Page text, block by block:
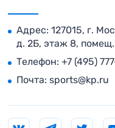
Адрес: 127015, г.
д. 2Б, этаж 8,
Телефон: +7 (495)
Почта: sports@kp.ru